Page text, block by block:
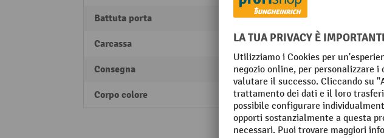
Battuta porta a destra
Carcassa Base
Consegna parzialmente premontato
Corpo colore grigio chiaro